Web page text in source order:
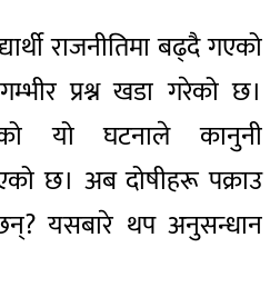
राजनीतिमा बढ्दै गएको
गम्भीर प्रश्न खडा गरेको छ।
यो घटनाले कानुनी
छ। अब दोषीहरू पक्राउ
यसबारे थप अनुसन्धान